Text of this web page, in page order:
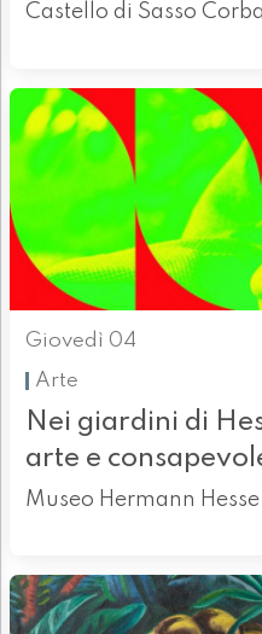
Castello di Sasso
Giovedì 04
Arte
Nei giardini di
arte e
Museo Hermann Hesse